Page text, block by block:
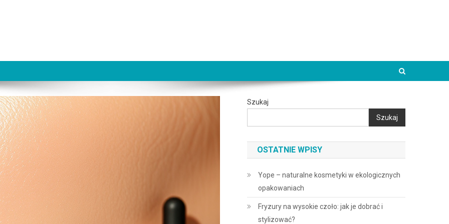
Szukaj
Szukaj
OSTATNIE WPISY
Yope – naturalne kosmetyki w ekologicznych
opakowaniach
Fryzury na wysokie czoło: jak je dobrać i
stylizować?